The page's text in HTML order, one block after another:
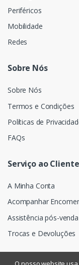
Periféricos
Mobilidade
Redes
Sobre Nós
Sobre Nós
Termos e Condições
Políticas de
FAQs
Serviço ao Cliente
A Minha Conta
Acompanhar
Assistência pós-venda
Trocas e Devoluções